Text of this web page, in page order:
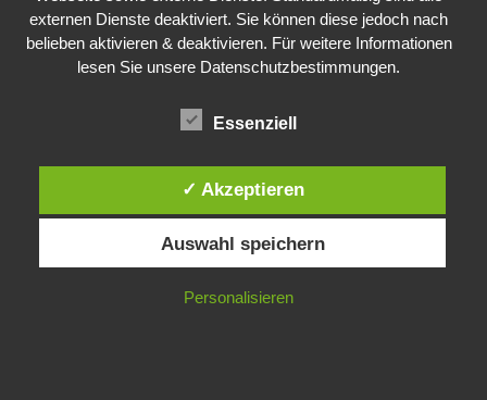
externen Dienste deaktiviert. Sie können diese jedoch nach
belieben aktivieren & deaktivieren. Für weitere Informationen
lesen Sie unsere Datenschutzbestimmungen.
Essenziell
✓ Akzeptieren
Auswahl speichern
Personalisieren